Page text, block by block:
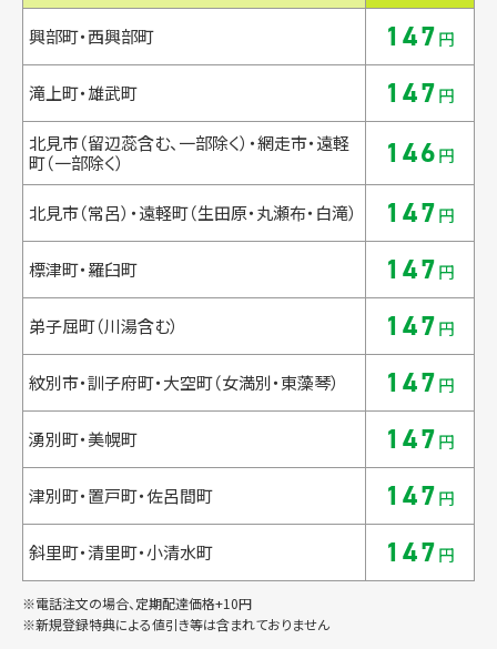
興部町・西興部町 147円
滝上町・雄武町 147円
北見市（留辺蕊含む、一部除く）・網走市・遠軽
町（一部除く）
146円
北見市（常呂）・遠軽町（生田原・丸瀬布・白滝） 147円
標津町・羅臼町 147円
弟子屈町（川湯含む） 147円
紋別市・訓子府町・大空町（女満別・東藻琴） 147円
湧別町・美幌町 147円
津別町・置戸町・佐呂間町 147円
斜里町・清里町・小清水町 147円
※電話注文の場合、定期配達価格+10円
※新規登録特典による値引き等は含まれておりません